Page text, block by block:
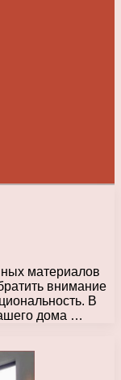
материалов
внимание
В
дома …